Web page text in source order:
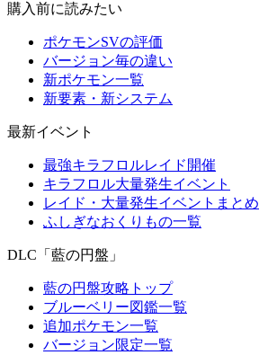
購入前に読みたい
ポケモンSVの評価
バージョン毎の違い
新ポケモン一覧
新要素・新システム
最新イベント
最強キラフロルレイド開催
キラフロル大量発生イベント
レイド・大量発生イベントまとめ
ふしぎなおくりもの一覧
DLC「藍の円盤」
藍の円盤攻略トップ
ブルーベリー図鑑一覧
追加ポケモン一覧
バージョン限定一覧